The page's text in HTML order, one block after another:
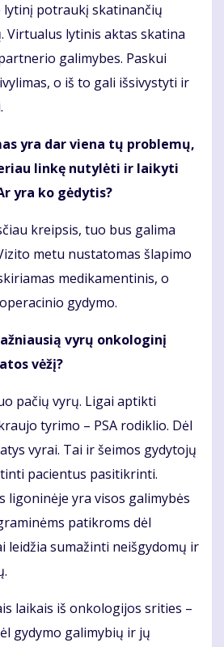
lytinį potraukį skatinančių
Virtualus lytinis aktas skatina
galimybes. Paskui
o iš to gali išsivystyti ir
yra dar viena tų problemų,
linkę nutylėti ir laikyti
yra ko gėdytis?
kreipsis, tuo bus galima
metu nustatomas šlapimo
medikamentinis, o
gydymo.
vyrų onkologinį
vėžį?
pačių vyrų. Ligai aptikti
tyrimo – PSA rodiklio. Dėl
vyrai. Tai ir šeimos gydytojų
pacientus pasitikrinti.
ligoninėje yra visos galimybės
patikroms dėl
leidžia sumažinti neišgydomų ir
laikais iš onkologijos srities –
gydymo galimybių ir jų